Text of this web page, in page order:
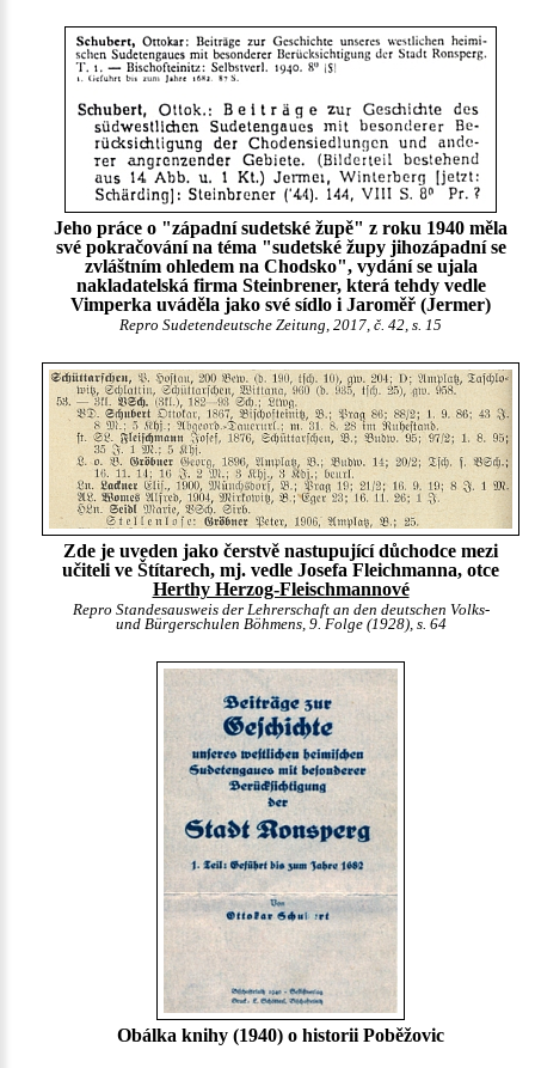
Jeho práce o "západní sudetské župě" z roku 1940 měla
své pokračování na téma "sudetské župy jihozápadní se
zvláštním ohledem na Chodsko", vydání se ujala
nakladatelská firma Steinbrener, která tehdy vedle
Vimperka uváděla jako své sídlo i Jaroměř (Jermer)
Repro Sudetendeutsche Zeitung, 2017, č. 42, s. 15
Zde je uveden jako čerstvě nastupující důchodce mezi
učiteli ve Štítarech, mj. vedle Josefa Fleichmanna, otce
Herthy Herzog-Fleischmannové
Repro Standesausweis der Lehrerschaft an den deutschen Volks-
und Bürgerschulen Böhmens, 9. Folge (1928), s. 64
Obálka knihy (1940) o historii Poběžovic